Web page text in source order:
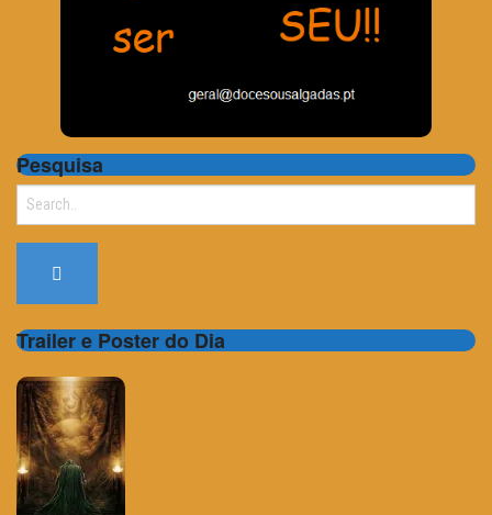
Pesquisa
Search
Trailer e Poster do Dia